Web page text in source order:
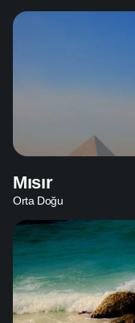
Mısır
Orta Doğu